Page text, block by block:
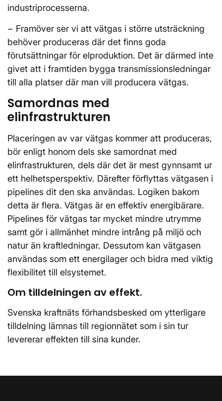
industriprocesserna.
− Framöver ser vi att vätgas i större utsträckning
behöver produceras där det finns goda
förutsättningar för elproduktion. Det är därmed inte
givet att i framtiden bygga transmissionsledningar
till alla platser där man vill producera vätgas.
Samordnas med
elinfrastrukturen
Placeringen av var vätgas kommer att produceras,
bör enligt honom dels ske samordnat med
elinfrastrukturen, dels där det är mest gynnsamt ur
ett helhetsperspektiv. Därefter förflyttas vätgasen i
pipelines dit den ska användas. Logiken bakom
detta är flera. Vätgas är en effektiv energibärare.
Pipelines för vätgas tar mycket mindre utrymme
samt gör i allmänhet mindre intrång på miljö och
natur än kraftledningar. Dessutom kan vätgasen
användas som ett energilager och bidra med viktig
flexibilitet till elsystemet.
Om tilldelningen av effekt.
Svenska kraftnäts förhandsbesked om ytterligare
tilldelning lämnas till regionnätet som i sin tur
levererar effekten till sina kunder.